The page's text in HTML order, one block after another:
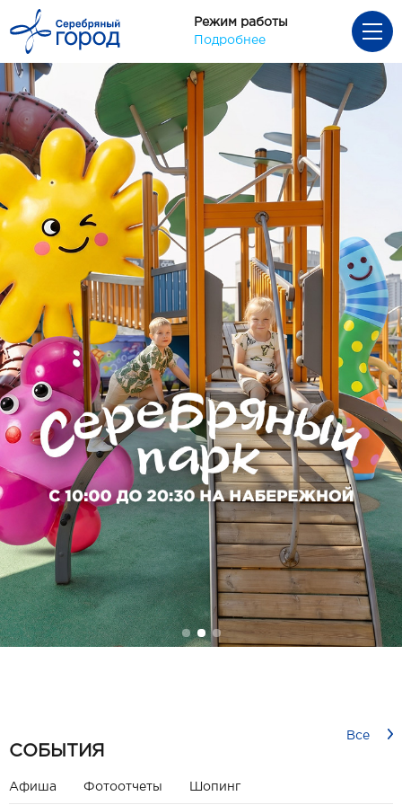
Режим работы
Подробнее
СОБЫТИЯ
Все
Афиша Фотоотчеты Шопинг